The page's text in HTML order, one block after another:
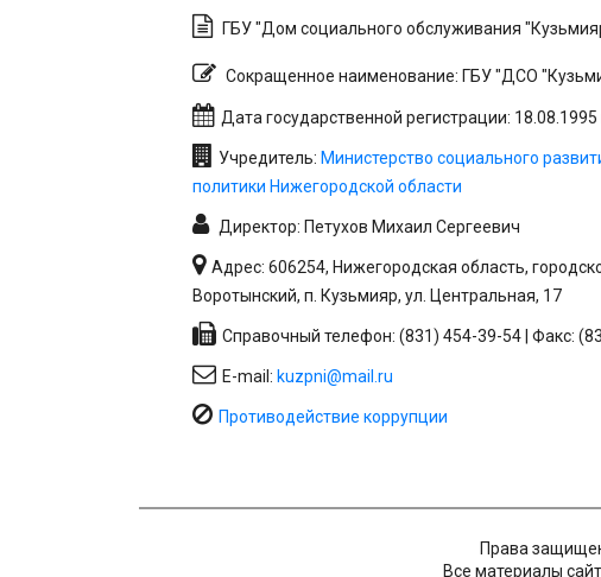
ГБУ "Дом социального обслуживания
Сокращенное наименование: ГБУ "ДСО
Дата государственной регистрации: 18.08.1995
Учредитель: Министерство социального
политики Нижегородской области
Директор: Петухов Михаил Сергеевич
Адрес: 606254, Нижегородская область,
Воротынский, п. Кузьмияр, ул. Центральная, 17
Справочный телефон: (831) 454-39-54 | Факс:
E-mail: kuzpni@mail.ru
Противодействие коррупции
Права
Все материалы